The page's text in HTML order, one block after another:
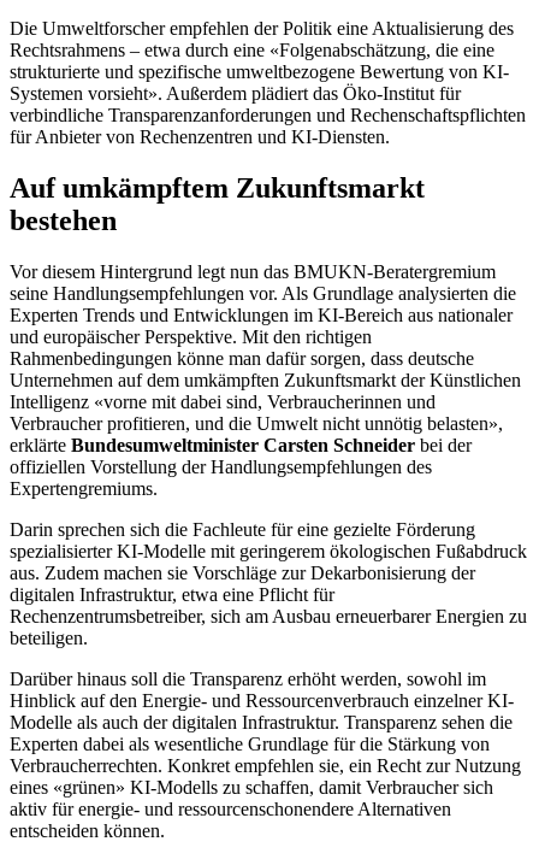
Die Umweltforscher empfehlen der Politik eine Aktualisierung des
Rechtsrahmens – etwa durch eine «Folgenabschätzung, die eine
strukturierte und spezifische umweltbezogene Bewertung von KI-
Systemen vorsieht». Außerdem plädiert das Öko-Institut für
verbindliche Transparenzanforderungen und Rechenschaftspflichten
für Anbieter von Rechenzentren und KI-Diensten.
Auf umkämpftem Zukunftsmarkt
bestehen
Vor diesem Hintergrund legt nun das BMUKN-Beratergremium
seine Handlungsempfehlungen vor. Als Grundlage analysierten die
Experten Trends und Entwicklungen im KI-Bereich aus nationaler
und europäischer Perspektive. Mit den richtigen
Rahmenbedingungen könne man dafür sorgen, dass deutsche
Unternehmen auf dem umkämpften Zukunftsmarkt der Künstlichen
Intelligenz «vorne mit dabei sind, Verbraucherinnen und
Verbraucher profitieren, und die Umwelt nicht unnötig belasten»,
erklärte Bundesumweltminister Carsten Schneider bei der
offiziellen Vorstellung der Handlungsempfehlungen des
Expertengremiums.
Darin sprechen sich die Fachleute für eine gezielte Förderung
spezialisierter KI-Modelle mit geringerem ökologischen Fußabdruck
aus. Zudem machen sie Vorschläge zur Dekarbonisierung der
digitalen Infrastruktur, etwa eine Pflicht für
Rechenzentrumsbetreiber, sich am Ausbau erneuerbarer Energien zu
beteiligen.
Darüber hinaus soll die Transparenz erhöht werden, sowohl im
Hinblick auf den Energie- und Ressourcenverbrauch einzelner KI-
Modelle als auch der digitalen Infrastruktur. Transparenz sehen die
Experten dabei als wesentliche Grundlage für die Stärkung von
Verbraucherrechten. Konkret empfehlen sie, ein Recht zur Nutzung
eines «grünen» KI-Modells zu schaffen, damit Verbraucher sich
aktiv für energie- und ressourcenschonendere Alternativen
entscheiden können.